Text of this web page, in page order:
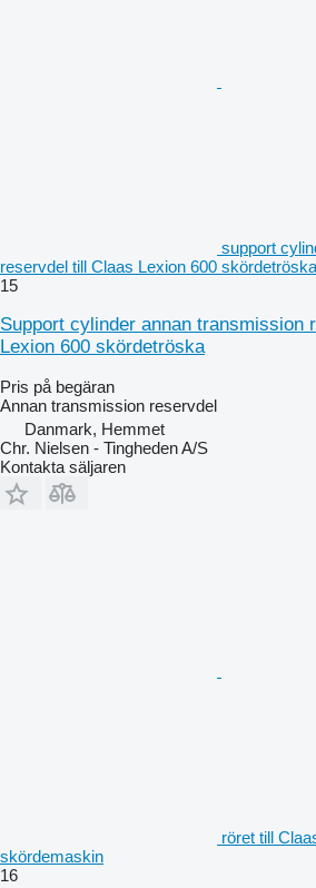
support
reservdel till Claas Lexion 600 skördetröska
15
Support cylinder annan transmission
Lexion 600 skördetröska
Pris på begäran
Annan transmission reservdel
Danmark, Hemmet
Chr. Nielsen - Tingheden A/S
Kontakta säljaren
röret till
skördemaskin
16